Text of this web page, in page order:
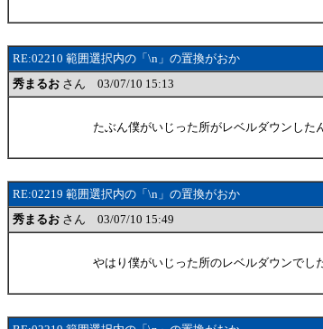
RE:02210 範囲選択内の「\n」の置換がおか
秀まるお さん 03/07/10 15:13
たぶん僕がいじった所がレベルダウンした
RE:02219 範囲選択内の「\n」の置換がおか
秀まるお さん 03/07/10 15:49
やはり僕がいじった所のレベルダウンでし